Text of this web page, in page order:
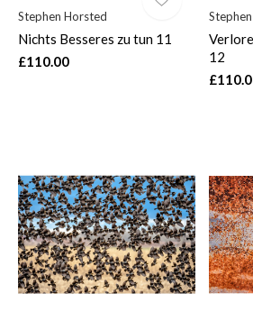
Stephen Horsted
Nichts Besseres zu tun 11
£110.00
12